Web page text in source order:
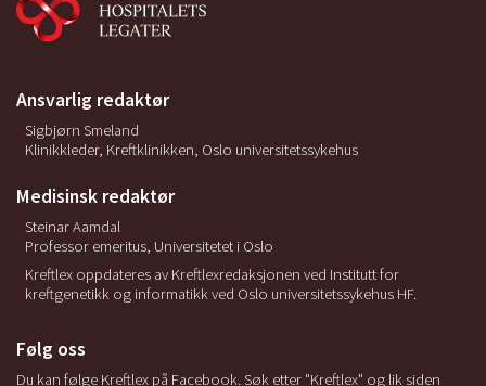
Ansvarlig redaktør
Sigbjørn Smeland
Klinikkleder, Kreftklinikken, Oslo universitetssykehus
Medisinsk redaktør
Steinar Aamdal
Professor emeritus, Universitetet i Oslo
Kreftlex oppdateres av Kreftlexredaksjonen ved Institutt for
kreftgenetikk og informatikk ved Oslo universitetssykehus HF.
Følg oss
Du kan følge Kreftlex på Facebook. Søk etter "Kreftlex" og lik siden